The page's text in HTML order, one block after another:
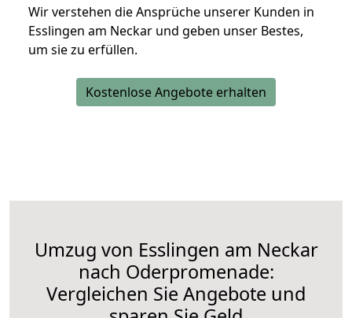
Wir verstehen die Ansprüche unserer Kunden in
Esslingen am Neckar und geben unser Bestes,
um sie zu erfüllen.
Kostenlose Angebote erhalten
Umzug von Esslingen am Neckar
nach Oderpromenade:
Vergleichen Sie Angebote und